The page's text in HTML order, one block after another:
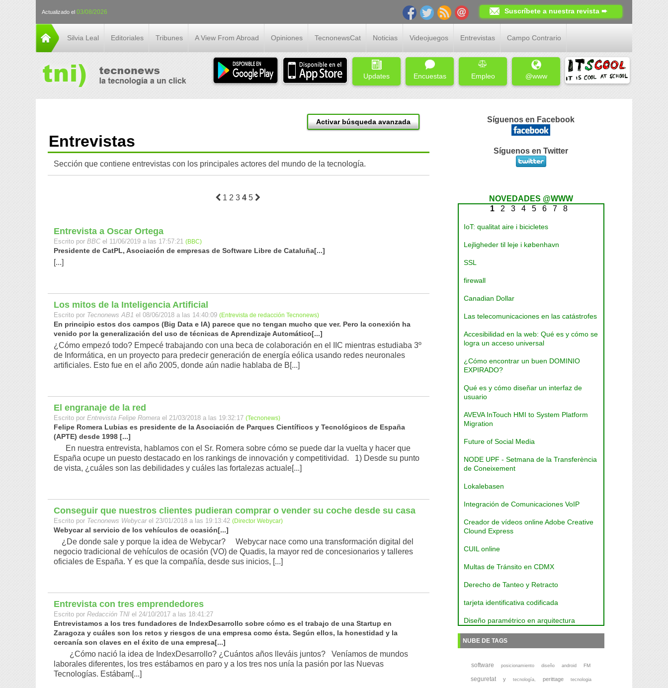
Actualizado el 03/08/2026 Suscríbete a nuestra revista ➨
Silvia Leal Editoriales Tribunes A View From Abroad Opiniones TecnonewsCat Noticias Videojuegos Entrevistas Campo Contrario
Updates Encuestas Empleo @www
Activar búsqueda avanzada
Entrevistas
Sección que contiene entrevistas con los principales actores del mundo de la tecnología.
1 2 3 4 5
Entrevista a Oscar Ortega
Escrito por BBC el 11/06/2019 a las 17:57:21 (BBC)
Presidente de CatPL, Asociación de empresas de Software Libre de Cataluña[...]
[...]
Los mitos de la Inteligencia Artificial
Escrito por Tecnonews AB1 el 08/06/2018 a las 14:40:09 (Entrevista de redacción Tecnonews)
En principio estos dos campos (Big Data e IA) parece que no tengan mucho que ver. Pero la conexión ha
venido por la generalización del uso de técnicas de Aprendizaje Automático[...]
¿Cómo empezó todo? Empecé trabajando con una beca de colaboración en el IIC mientras estudiaba 3º
de Informática, en un proyecto para predecir generación de energía eólica usando redes neuronales
artificiales. Esto fue en el año 2005, donde aún nadie hablaba de B[...]
El engranaje de la red
Escrito por Entrevista Felipe Romera el 21/03/2018 a las 19:32:17 (Tecnonews)
Felipe Romera Lubias es presidente de la Asociación de Parques Científicos y Tecnológicos de España
(APTE) desde 1998 [...]
En nuestra entrevista, hablamos con el Sr. Romera sobre cómo se puede dar la vuelta y hacer que
España ocupe un puesto destacado en los rankings de innovación y competitividad. 1) Desde su punto
de vista, ¿cuáles son las debilidades y cuáles las fortalezas actuale[...]
Conseguir que nuestros clientes pudieran comprar o vender su coche desde su casa
Escrito por Tecnonews Webycarel 23/01/2018 a las 19:13:42 (Director Webycar)
Webycar al servicio de los vehículos de ocasión[...]
¿De donde sale y porque la idea de Webycar? Webycar nace como una transformación digital del
negocio tradicional de vehículos de ocasión (VO) de Quadis, la mayor red de concesionarios y talleres
oficiales de España. Y es que la compañía, desde sus inicios, [...]
Entrevista con tres emprendedores
Escrito por Redacción TNI el 24/10/2017 a las 18:41:27
Entrevistamos a los tres fundadores de IndexDesarrollo sobre cómo es el trabajo de una Startup en
Zaragoza y cuáles son los retos y riesgos de una empresa como ésta. Según ellos, la honestidad y la
cercanía son claves en el éxito de una empresa[...]
¿Cómo nació la idea de IndexDesarrollo? ¿Cuántos años lleváis juntos? Veníamos de mundos
laborales diferentes, los tres estábamos en paro y a los tres nos unía la pasión por las Nuevas
Tecnologías. Estábam[...]
Síguenos en Facebook
Síguenos en Twitter
NOVEDADES @WWW
1 2 3 4 5 6 7 8
IoT: qualitat aire i bicicletes
Lejligheder til leje i københavn
SSL
firewall
Canadian Dollar
Las telecomunicaciones en las catástrofes
Accesibilidad en la web: Qué es y cómo se
logra un acceso universal
¿Cómo encontrar un buen DOMINIO
EXPIRADO?
Qué es y cómo diseñar un interfaz de
usuario
AVEVA InTouch HMI to System Platform
Migration
Future of Social Media
NODE UPF - Setmana de la Transferència
de Coneixement
Lokalebasen
Integración de Comunicaciones VoIP
Creador de vídeos online Adobe Creative
Clound Express
CUIL online
Multas de Tránsito en CDMX
Derecho de Tanteo y Retracto
tarjeta identificativa codificada
Diseño paramétrico en arquitectura
NUBE DE TAGS
software posicionamiento diseño android FM
seguretat y tecnología, perittage tecnologia